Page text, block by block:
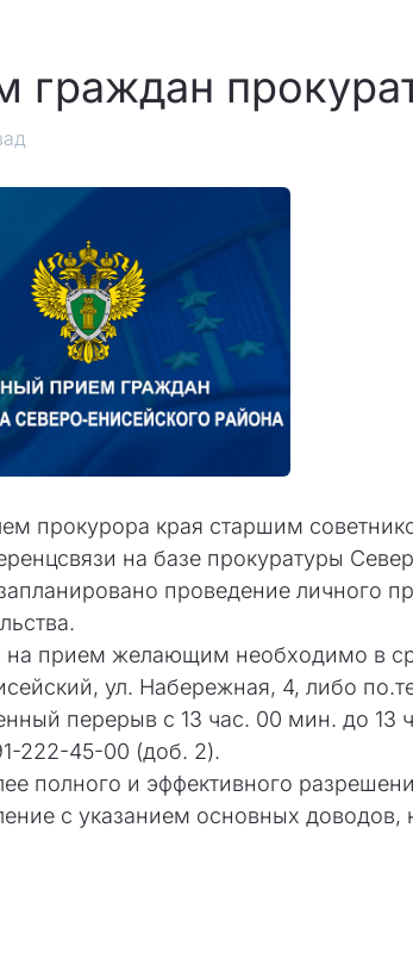
граждан
прокурора края старшим
на базе прокуратуры
проведение личного
на прием желающим необходимо в
ул. Набережная, 4, либо
перерыв с 13 час. 00 мин. до 13
222-45-00 (доб. 2).
полного и эффективного
с указанием основных